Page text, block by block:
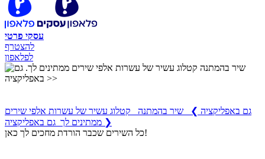
עסקי פרטי
להצטרף
לפלאפון
גם באפליקציה ❯
שיר בהמתנה קטלוג עשיר של עשרות אלפי שירים
ממתינים לך גם באפליקציה ❯
כל השירים שכבר הורדת מחכים לך כאן!